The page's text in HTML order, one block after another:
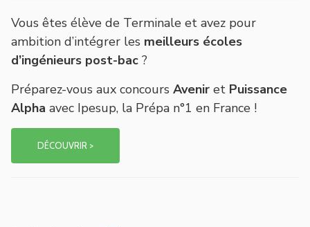
Vous êtes élève de Terminale et avez pour
ambition d’intégrer les meilleurs écoles
d’ingénieurs post-bac ?
Préparez-vous aux concours Avenir et Puissance
Alpha avec Ipesup, la Prépa n°1 en France !
DÉCOUVRIR >